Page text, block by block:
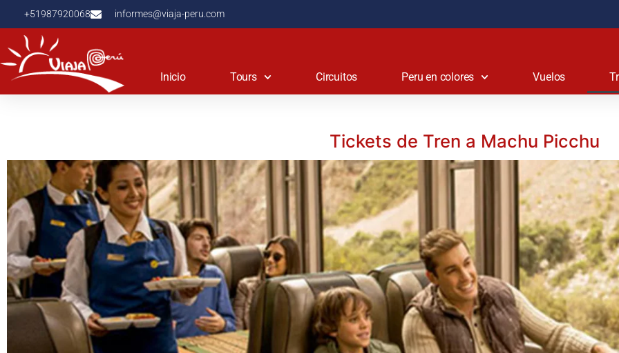
+51987920068 informes@viaja-peru.com
Inicio Tours Circuitos Peru en colores Vuelos
Tickets de Tren a Machu Picchu